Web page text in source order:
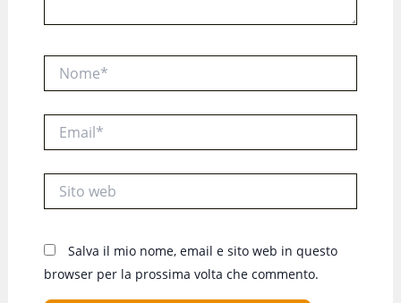
web
Salva il mio nome, email e sito web in questo
browser per la prossima volta che commento.